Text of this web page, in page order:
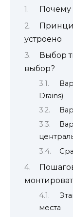
Почему
устроено
Выбор
выбор?
Drains)
места